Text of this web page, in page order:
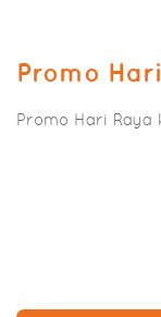
Promo
Promo Hari Raya